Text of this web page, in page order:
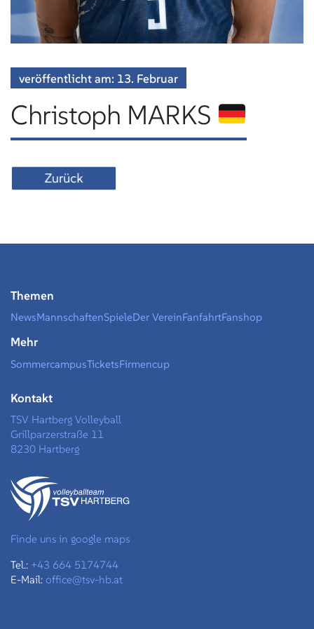
veröffentlicht am: 13. Februar
Christoph MARKS
Zurück
Finde uns in google maps
Tel.: +43 664 5174744
E-Mail: office@tsv-hb.at
Themen
NewsMannschaftenSpieleDer VereinFanfahrtFanshop
Mehr
SommercampusTicketsFirmencup
Kontakt
TSV Hartberg Volleyball
Grillparzerstraße 11
8230 Hartberg